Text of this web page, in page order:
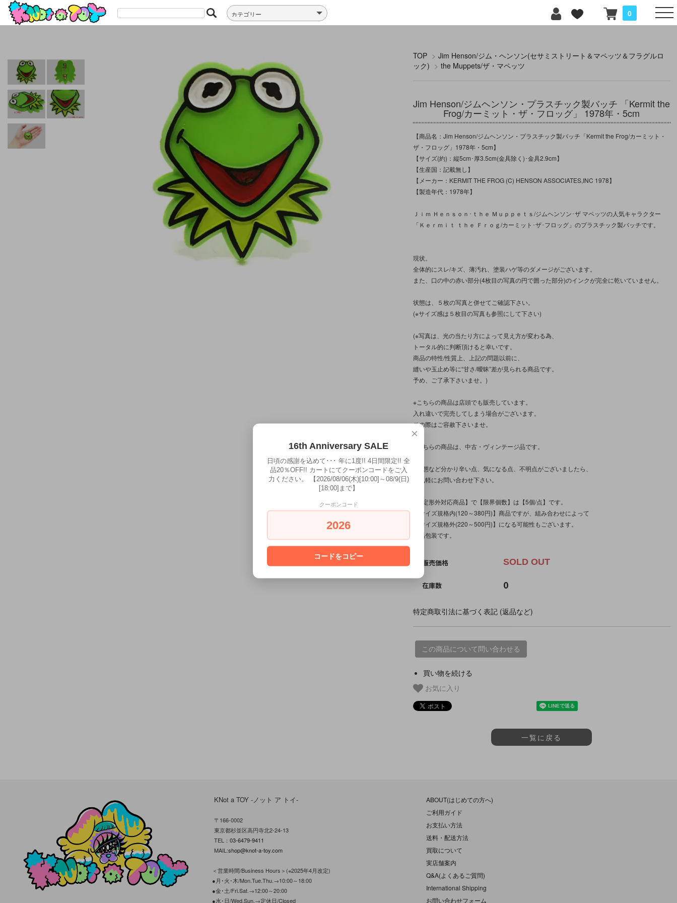
0
TOP > Jim Henson/ジム・ヘンソン(セサミストリート＆マペッツ＆フラグルロ
ック) > the Muppets/ザ・マペッツ
Jim Henson/ジムヘンソン・プラスチック製バッチ 「Kermit the
Frog/カーミット・ザ・フロッグ」 1978年・5cm
【商品名：Jim Henson/ジムヘンソン・プラスチック製バッチ「Kermit the Frog/カーミット・
ザ・フロッグ」1978年・5cm】
【サイズ(約)：縦5cm･厚3.5cm(金具除く)･金具2.9cm】
【生産国：記載無し】
【メーカー：KERMIT THE FROG (C) HENSON ASSOCIATES,INC 1978】
【製造年代：1978年】
Ｊｉｍ Ｈｅｎｓｏｎ･ｔｈｅ Ｍｕｐｐｅｔｓ/ジムヘンソン･ザ マペッツの人気キャラクター
「Ｋｅｒｍｉｔ ｔｈｅ Ｆｒｏｇ/カーミット･ザ･フロッグ」のプラスチック製バッチです。
現状。
全体的にスレ/キズ、薄汚れ、塗装ハゲ等のダメージがございます。
また、口の中の赤い部分(4枚目の写真の円で囲った部分)のインクが完全に乾いていません。
状態は、５枚の写真と併せてご確認下さい。
(※サイズ感は５枚目の写真も参照にして下さい)
(※写真は、光の当たり方によって見え方が変わる為、
トータル的に判断頂けると幸いです。
商品の特性/性質上、上記の問題以前に、
縫いや玉止め等に“甘さ/曖昧”差が見られる商品です。
予め、ご了承下さいませ。)
※こちらの商品は店頭でも販売しています。
入れ違いで完売してしまう場合がございます。
その際はご容赦下さいませ。
※こちらの商品は、中古・ヴィンテージ品です。
※状態など分かり辛い点、気になる点、不明点がございましたら、
お気軽にお問い合わせ下さい。
※【定形外対応商品】で【限界個数】は【5個/点】です。
【サイズ規格内(120～380円)】商品ですが、組み合わせによって
【サイズ規格外(220～500円)】になる可能性もございます。
簡易包装です。
販売価格 SOLD OUT
在庫数 0
特定商取引法に基づく表記 (返品など)
この商品について問い合わせる
買い物を続ける
お気に入り
一覧に戻る
KNot a TOY -ノット ア トイ-
〒166-0002
東京都杉並区高円寺北2-24-13
TEL：03-6479-9411
MAIL:shop@knot-a-toy.com
＜営業時間/Business Hours＞(※2025年4月改定)
●月･火･木/Mon.Tue.Thu.→10:00～18:00
●金･土/Fri.Sat.→12:00～20:00
●水･日/Wed.Sun.→定休日/Closed
ABOUT(はじめての方へ)
ご利用ガイド
お支払い方法
送料・配送方法
買取について
実店舗案内
Q&A(よくあるご質問)
International Shipping
お問い合わせフォーム
×
16th Anniversary SALE
日頃の感謝を込めて･･･ 年に1度!! 4日間限定!! 全
品20％OFF!! カートにてクーポンコードをご入
力ください。 【2026/08/06(木)[10:00]～08/9(日)
[18:00]まで】
クーポンコード
2026
コードをコピー